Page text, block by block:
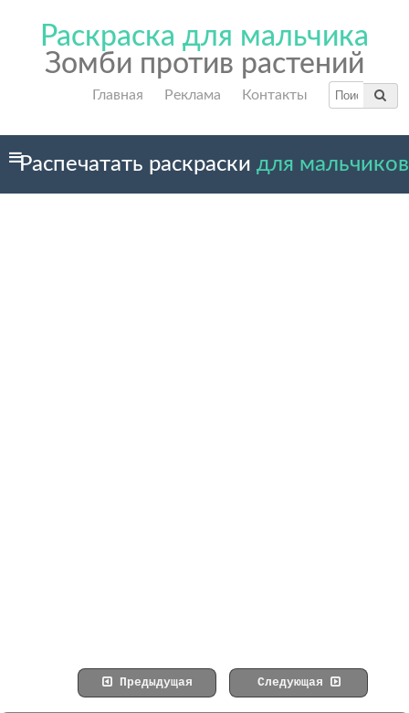
Раскраска для мальчика
Зомби против растений
Главная Реклама Контакты
Распечатать раскраски для мальчиков
Предыдущая Следующая